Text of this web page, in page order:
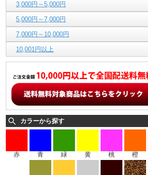
3,000円～5,000円
5,000円～7,000円
7,000円～10,000円
10,001円以上
カラーから探す
赤 青 緑 黄 桃 橙